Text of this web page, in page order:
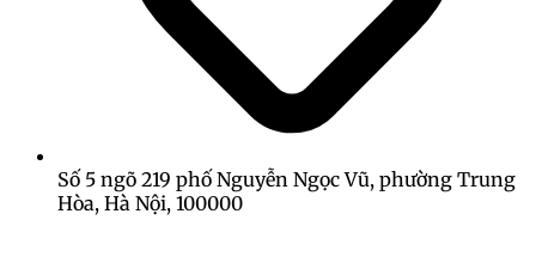
Số 5 ngõ 219 phố Nguyễn Ngọc Vũ, phường Trung
Hòa, Hà Nội, 100000